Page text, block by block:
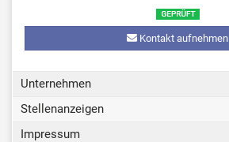
Kontakt aufnehmen
Unternehmen
Stellenanzeigen
Impressum